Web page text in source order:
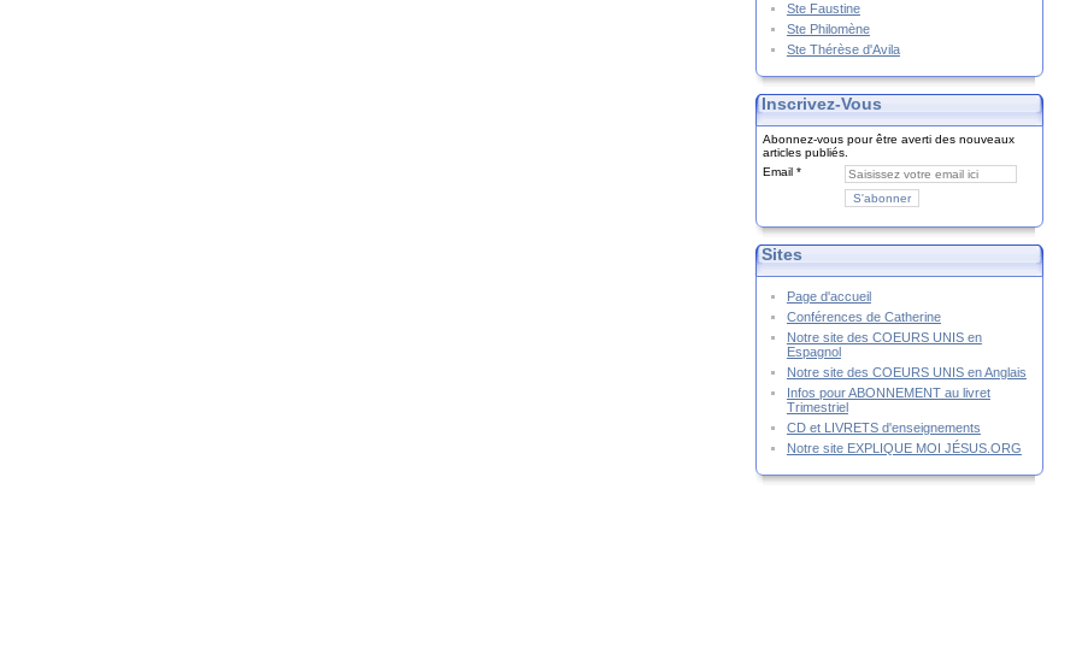
Ste Faustine
Ste Philomène
Ste Thérèse d'Avila
Inscrivez-Vous
Abonnez-vous pour être averti des nouveaux
articles publiés.
Email
Sites
Page d'accueil
Conférences de Catherine
Notre site des COEURS UNIS en
Espagnol
Notre site des COEURS UNIS en Anglais
Infos pour ABONNEMENT au livret
Trimestriel
CD et LIVRETS d'enseignements
Notre site EXPLIQUE MOI JÉSUS.ORG